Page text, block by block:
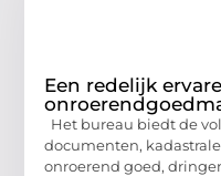
Een redelijk
Het bureau biedt de
documenten,
onroerend goed,